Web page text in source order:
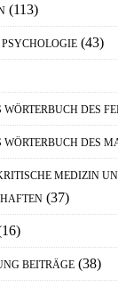
(113)
(43)
DES
DES
MEDIZIN
(37)
BEITRÄGE (38)